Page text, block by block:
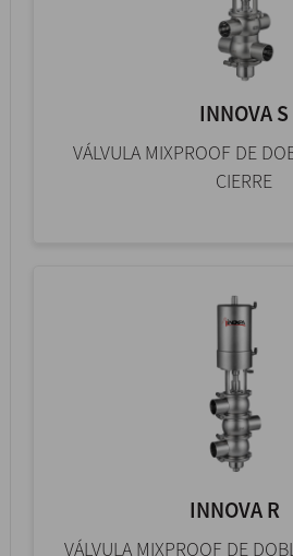
INNOVA S
VÁLVULA MIXPROOF DE
CIERRE
INNOVA R
VÁLVULA MIXPROOF DE